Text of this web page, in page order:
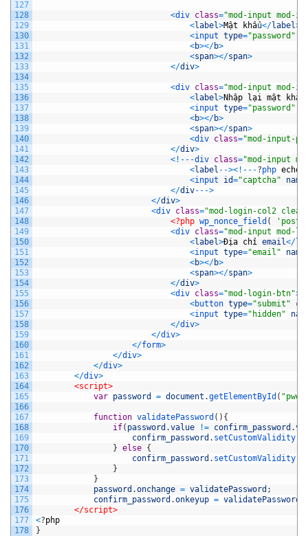
127
128
129
130
131
132
133
134
135
136
137
138
139
140
141
142
143
144
145
146
147
148
149
150
151
152
153
154
155
156
157
158
159
160
161
162
163
164
165
166
167
168
169
170
171
172
173
174
175
176
177
178
<div class="mod-input mod-
<label>Mật khẩu</label>
<input type="password"
<b></b>
<span></span>
</div>
<div class="mod-input mod-
<label>Nhập lại mật khẩ
<input type="password"
<b></b>
<span></span>
<div class="mod-input-
</div>
< ! -- -div class="mod-input
<label -->< ! -- -?php echo
<input id="captcha" name
</div-- ->
</div>
<div class="mod-login-col2
<?php wp_nonce_field (
<div class="mod-input mod-
<label>Địa chỉ email</
<input type="email" name
<b></b>
<span></span>
</div>
<div class="mod-login-btn">
<button type="submit"
<input type="hidden"
</div>
</div>
</form>
</div>
</div>
</div>
<script>
var password = document .getElementById (
function validatePassword ( ) {
if( password .value != confirm_password .
confirm_password . setCustomValidity
} else {
confirm_password . setCustomValidity
}
}
password .onchange = validatePassword ;
confirm_password .onkeyup = validatePassword
</script>
<?php
}